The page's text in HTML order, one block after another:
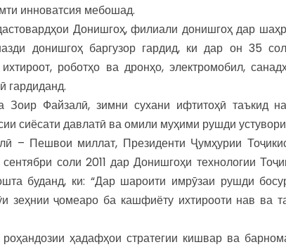
инноватсия мебошад.
Донишгоҳ, филиали донишгоҳ дар
донишгоҳ баргузор гардид, ки дар он 35
роботҳо ва дронҳо, электромобил,
гардиданд.
Зоир Файзалӣ, зимни сухани ифтитоҳӣ таъкид
сиёсати давлатӣ ва омили муҳими рушди
– Пешвои миллат, Президенти Ҷумҳурии
соли 2011 дар Донишгоҳи технологии
буданд, ки: “Дар шароити имрӯзаи рушди
зеҳнии ҷомеаро ба кашфиёту ихтирооти нав ва
ҳадафҳои стратегии кишвар ва